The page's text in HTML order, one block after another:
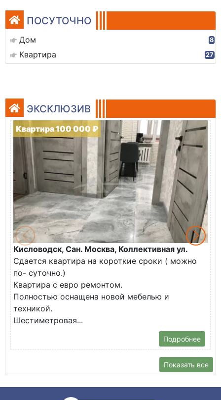
ПОСУТОЧНО
Дом 8
Квартира 27
ЭКСКЛЮЗИВ
Квартира 100 000 ₽
Кисловодск, Сан. Москва, Коллективная ул.
Сдается квартира на короткие сроки ( можно
по- суточно.)
Квартира с евро ремонтом.
Полностью оснащена новой мебелью и
техникой.
Шестиметровая...
Подробнее
Показать все